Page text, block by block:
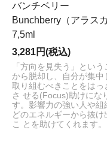
バンチベリー
Bunchberry（アラスカ
7,5ml
3,281円(税込)
「方向を見失う」という
から脱却し、自分が集中
取り組むべきことをはっ
さ せる(Focus)助けにな
す。影響力の強い人や組
どのエネルギーから抜け
こ とを助けてくれます。